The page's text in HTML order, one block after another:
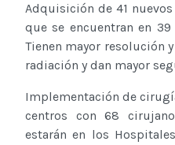
Adquisición de 41
que se encuentran en
Tienen mayor resolución
radiación y dan mayor
Implementación de
centros con 68
estarán en los